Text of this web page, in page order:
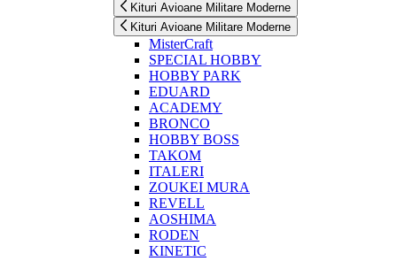
Kituri Avioane Militare Moderne
Kituri Avioane Militare Moderne
MisterCraft
SPECIAL HOBBY
HOBBY PARK
EDUARD
ACADEMY
BRONCO
HOBBY BOSS
TAKOM
ITALERI
ZOUKEI MURA
REVELL
AOSHIMA
RODEN
KINETIC